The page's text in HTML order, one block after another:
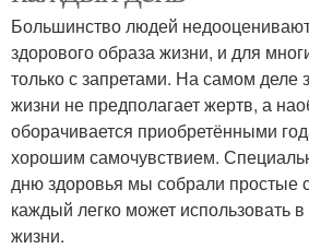
Большинство людей
здорового образа жизни, и для
только с запретами. На самом деле
жизни не предполагает жертв, а
оборачивается приобретёнными
хорошим самочувствием.
дню здоровья мы собрали простые
каждый легко может использовать
жизни.